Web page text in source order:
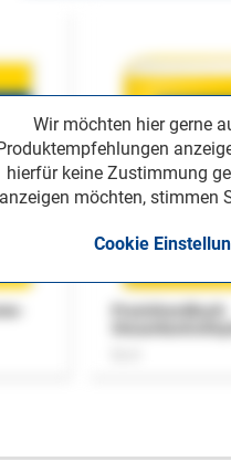
Wir möchten hier gerne
hierfür keine Zustimmung
anzeigen möchten, stimmen
Cookie
Praxishandbuch